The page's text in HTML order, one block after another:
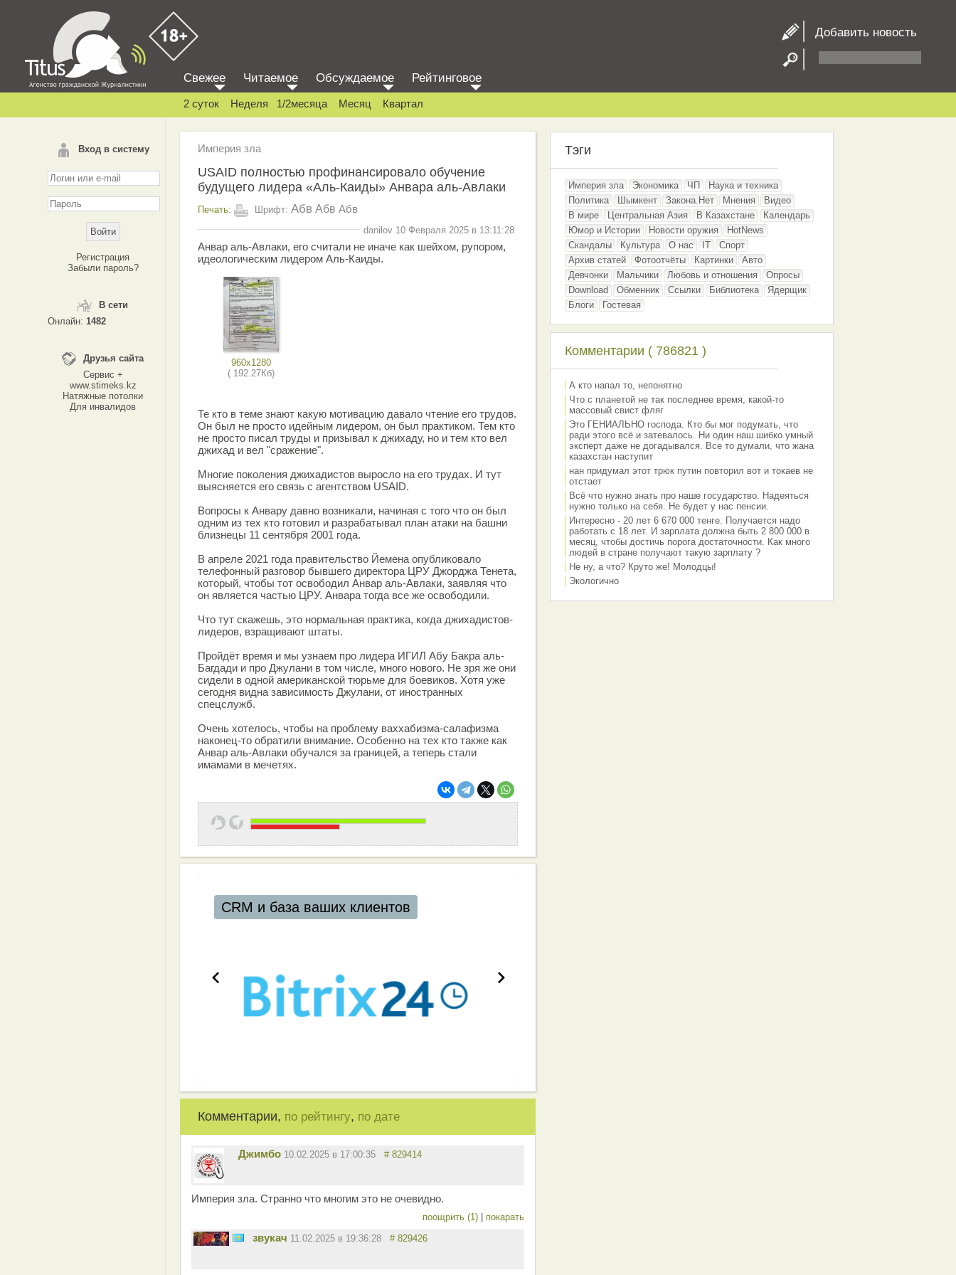
Добавить новость
Вход в систему
Регистрация
Забыли пароль?
В сети
Онлайн: 1482
Друзья сайта
Сервис +
www.stimeks.kz
Натяжные потолки
Для инвалидов
Свежее Читаемое Обсуждаемое Рейтинговое
2 суток Неделя 1/2месяца Месяц Квартал
Империя зла
USAID полностью профинансировало обучение
будущего лидера «Аль-Каиды» Анвара аль-Авлаки
Печать: Шрифт: Абв Абв Абв
danilov 10 Февраля 2025 в 13:11:28
Анвар аль-Авлаки, его считали не иначе как шейхом, рупором,
идеологическим лидером Аль-Каиды.
960x1280
( 192.27Кб)
Те кто в теме знают какую мотивацию давало чтение его трудов.
Он был не просто идейным лидером, он был практиком. Тем кто
не просто писал труды и призывал к джихаду, но и тем кто вел
джихад и вел "сражение".
Многие поколения джихадистов выросло на его трудах. И тут
выясняется его связь с агентством USAID.
Вопросы к Анвару давно возникали, начиная с того что он был
одним из тех кто готовил и разрабатывал план атаки на башни
близнецы 11 сентября 2001 года.
В апреле 2021 года правительство Йемена опубликовало
телефонный разговор бывшего директора ЦРУ Джорджа Тенета,
который, чтобы тот освободил Анвар аль-Авлаки, заявляя что
он является частью ЦРУ. Анвара тогда все же освободили.
Что тут скажешь, это нормальная практика, когда джихадистов-
лидеров, взращивают штаты.
Пройдёт время и мы узнаем про лидера ИГИЛ Абу Бакра аль-
Багдади и про Джулани в том числе, много нового. Не зря же они
сидели в одной американской тюрьме для боевиков. Хотя уже
сегодня видна зависимость Джулани, от иностранных
спецслужб.
Очень хотелось, чтобы на проблему ваххабизма-салафизма
наконец-то обратили внимание. Особенно на тех кто также как
Анвар аль-Авлаки обучался за границей, а теперь стали
имамами в мечетях.
CRM и база ваших клиентов
Комментарии, по рейтингу, по дате
Джимбо 10.02.2025 в 17:00:35 # 829414
Империя зла. Странно что многим это не очевидно.
поощрить (1) покарать
звукач 11.02.2025 в 19:36:28 # 829426
Тэги
Империя зла Экономика ЧП
Наука и техника
Политика
Шымкент Закона.Нет Мнения
Видео
В мире
Центральная Азия В Казахстане
Календарь
Юмор и Истории
Новости оружия
HotNews
Скандалы
Культура О нас IT
Спорт
Архив статей
Фотоотчёты Картинки
Авто
Девчонки
Мальчики Любовь и отношения
Опросы
Download
Обменник Ссылки Библиотека
Ядерщик
Блоги
Гостевая
Комментарии ( 786821 )
А кто напал то, непонятно
Что с планетой не так последнее время, какой-то
массовый свист фляг
Это ГЕНИАЛЬНО господа. Кто бы мог подумать, что
ради этого всё и затевалось. Ни один наш шибко умный
эксперт даже не догадывался. Все то думали, что жана
казахстан наступит
нан придумал этот трюк путин повторил вот и токаев не
отстает
Всё что нужно знать про наше государство. Надеяться
нужно только на себя. Не будет у нас пенсии.
Интересно - 20 лет 6 670 000 тенге. Получается надо
работать с 18 лет. И зарплата должна быть 2 800 000 в
месяц, чтобы достичь порога достаточности. Как много
людей в стране получают такую зарплату ?
Не ну, а что? Круто же! Молодцы!
Экологично